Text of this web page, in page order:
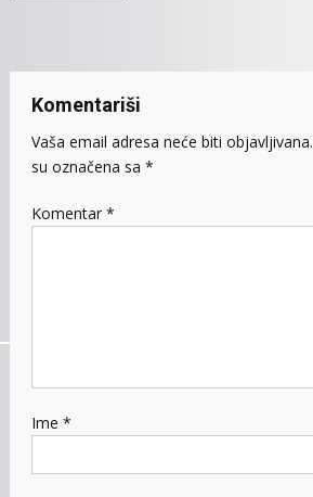
Komentariši
Vaša email adresa neće biti objavljivana.
su označena sa *
Komentar *
Ime *